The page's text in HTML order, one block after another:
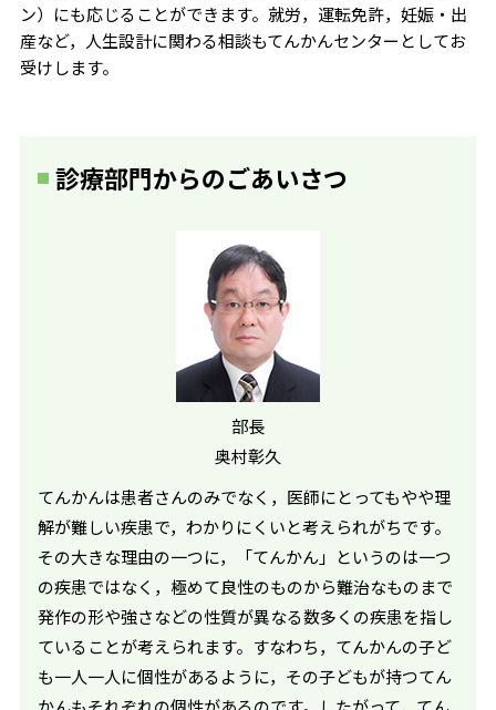
ン）にも応じることができます。就労，運転免許，妊娠・出
産など，人生設計に関わる相談もてんかんセンターとしてお
受けします。
診療部門からのごあいさつ
部長
奥村彰久
てんかんは患者さんのみでなく，医師にとってもやや理
解が難しい疾患で，わかりにくいと考えられがちです。
その大きな理由の一つに，「てんかん」というのは一つ
の疾患ではなく，極めて良性のものから難治なものまで
発作の形や強さなどの性質が異なる数多くの疾患を指し
ていることが考えられます。すなわち，てんかんの子ど
も一人一人に個性があるように，その子どもが持つてん